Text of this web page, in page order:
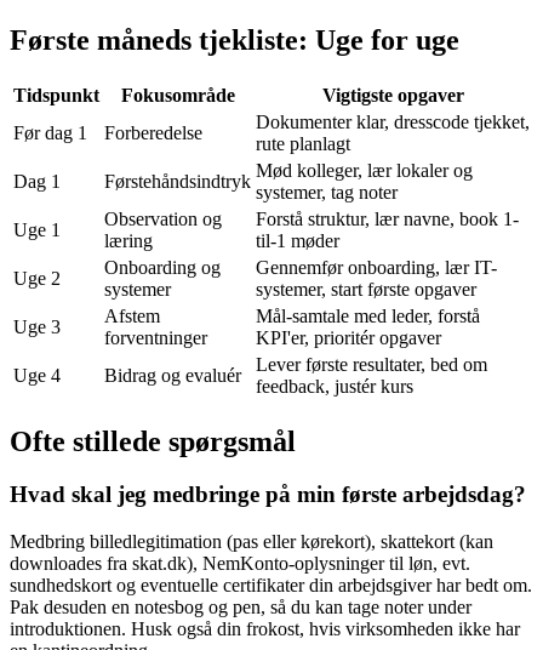
Første måneds tjekliste: Uge for uge
Tidspunkt Fokusområde
Vigtigste opgaver
Før dag 1
Forberedelse
Dokumenter klar, dresscode tjekket,
rute planlagt
Dag 1
Førstehåndsindtryk
Mød kolleger, lær lokaler og
systemer, tag noter
Uge 1
Observation og
læring
Forstå struktur, lær navne, book 1-
til-1 møder
Uge 2
Onboarding og
systemer
Gennemfør onboarding, lær IT-
systemer, start første opgaver
Uge 3
Afstem
forventninger
Mål-samtale med leder, forstå
KPI'er, prioritér opgaver
Uge 4
Bidrag og evaluér
Lever første resultater, bed om
feedback, justér kurs
Ofte stillede spørgsmål
Hvad skal jeg medbringe på min første arbejdsdag?
Medbring billedlegitimation (pas eller kørekort), skattekort (kan
downloades fra skat.dk), NemKonto-oplysninger til løn, evt.
sundhedskort og eventuelle certifikater din arbejdsgiver har bedt om.
Pak desuden en notesbog og pen, så du kan tage noter under
introduktionen. Husk også din frokost, hvis virksomheden ikke har